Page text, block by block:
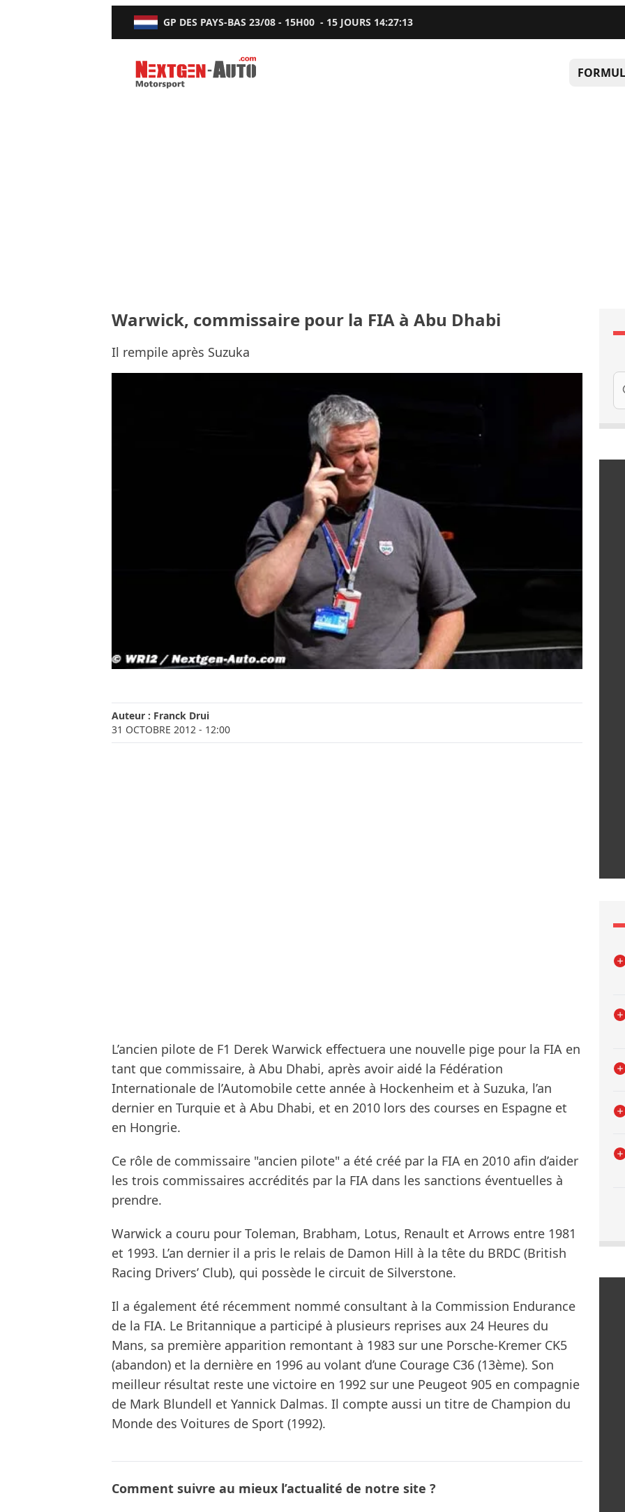
GP DES PAYS-BAS 23/08 - 15H00 - 15 JOURS 14:27:12
Nextgen-Auto.com
Warwick, commissaire pour la FIA à Abu Dhabi
Il rempile après Suzuka
Auteur : Franck Drui
31 OCTOBRE 2012 - 12:00
L’ancien pilote de F1 Derek Warwick effectuera une nouvelle pige pour la FIA en
tant que commissaire, à Abu Dhabi, après avoir aidé la Fédération
Internationale de l’Automobile cette année à Hockenheim et à Suzuka, l’an
dernier en Turquie et à Abu Dhabi, et en 2010 lors des courses en Espagne et
en Hongrie.
Ce rôle de commissaire "ancien pilote" a été créé par la FIA en 2010 afin d’aider
les trois commissaires accrédités par la FIA dans les sanctions éventuelles à
prendre.
Warwick a couru pour Toleman, Brabham, Lotus, Renault et Arrows entre 1981
et 1993. L’an dernier il a pris le relais de Damon Hill à la tête du BRDC (British
Racing Drivers’ Club), qui possède le circuit de Silverstone.
Il a également été récemment nommé consultant à la Commission Endurance
de la FIA. Le Britannique a participé à plusieurs reprises aux 24 Heures du
Mans, sa première apparition remontant à 1983 sur une Porsche-Kremer CK5
(abandon) et la dernière en 1996 au volant d’une Courage C36 (13ème). Son
meilleur résultat reste une victoire en 1992 sur une Peugeot 905 en compagnie
de Mark Blundell et Yannick Dalmas. Il compte aussi un titre de Champion du
Monde des Voitures de Sport (1992).
Comment suivre au mieux l’actualité de notre site ?